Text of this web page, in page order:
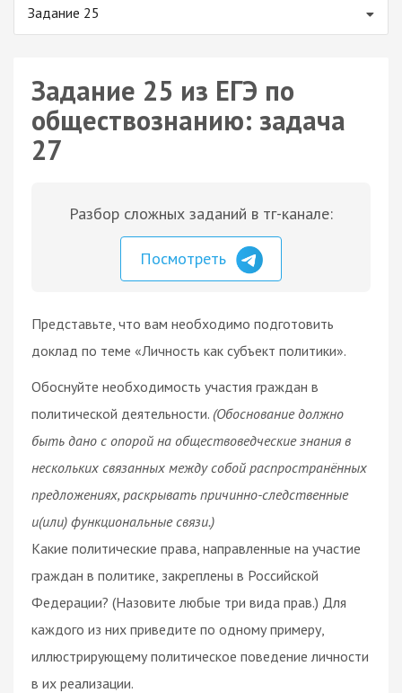
Задание 25
Задание 25 из ЕГЭ по
обществознанию: задача
27
Разбор сложных заданий в тг-канале:
Посмотреть
Представьте, что вам необходимо подготовить
доклад по теме «Личность как субъект политики».
Обоснуйте необходимость участия граждан в
политической деятельности. (Обоснование должно
быть дано с опорой на обществоведческие знания в
нескольких связанных между собой распространённых
предложениях, раскрывать причинно-следственные
и(или) функциональные связи.)
Какие политические права, направленные на участие
граждан в политике, закреплены в Российской
Федерации? (Назовите любые три вида прав.) Для
каждого из них приведите по одному примеру,
иллюстрирующему политическое поведение личности
в их реализации.